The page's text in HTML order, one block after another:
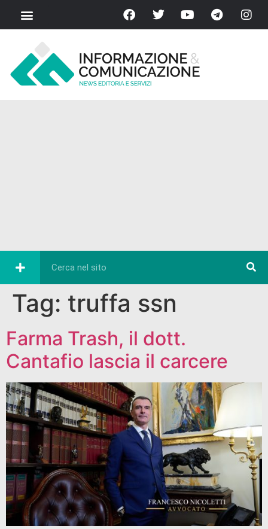
Tag: truffa ssn
Farma Trash, il dott.
Cantafio lascia il carcere